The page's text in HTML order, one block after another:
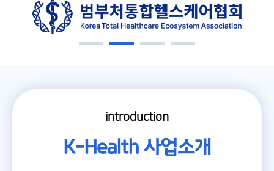
introduction
K-Health 사업소개